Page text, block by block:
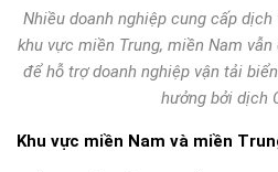
Nhiều doanh nghiệp cung cấp
khu vực miền Trung, miền Nam
để hỗ trợ doanh nghiệp vận tải
hưởng bởi dịch
Khu vực miền Nam và miền